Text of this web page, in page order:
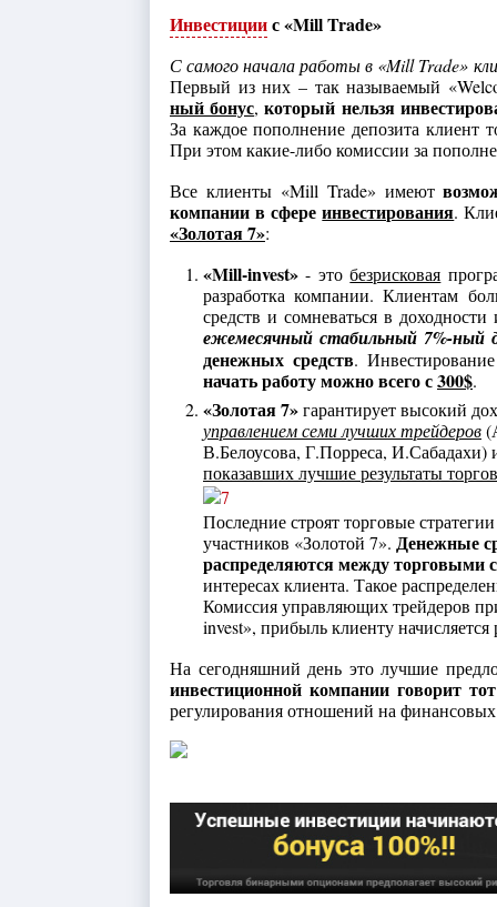
Инвестициис «Mill Trade»
С самого начала работы в «Mill Trade»
Первый из них – так называемый
ный бонус,который нельзя
За каждое пополнение депозита
При этом какие-либо комиссии за
Все клиенты «Mill Trade» имеют
компании в сфереинвестирования.
«Золотая 7»:
«Mill-invest» - этобезрисковая
разработка компании. Клиентам
средств и сомневаться в
ежемесячный стабильный 7%-ный
денежных средств.
начать работу можно всего с300$.
«Золотая 7»гарантирует высокий
управлением семи лучших трейдеров
В.Белоусова, Г.Порреса,
показавших лучшие результаты
Последние строят торговые
участников «Золотой 7». Денежные
распределяются между торговыми
интересах клиента. Такое
Комиссия управляющих трейдеров
invest», прибыль клиенту начисляется
На сегодняшний день это лучшие
инвестиционной компании говорит
регулирования отношений на